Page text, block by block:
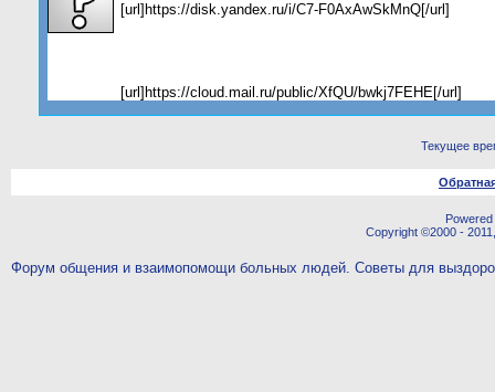
[url]https://disk.yandex.ru/i/C7-F0AxAwSkMnQ[/url]
[url]https://cloud.mail.ru/public/XfQU/bwkj7FEHE[/url]
Текущее
Copyright ©2000 -
Форум общения и взаимопомощи больных людей. Советы для